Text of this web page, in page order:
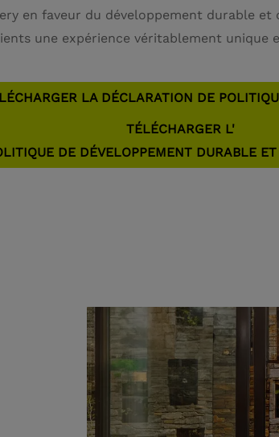
en faveur du développement durable
une expérience véritablement unique
LA DÉCLARATION DE
TÉLÉCHARGER L'
DE DÉVELOPPEMENT DURABLE